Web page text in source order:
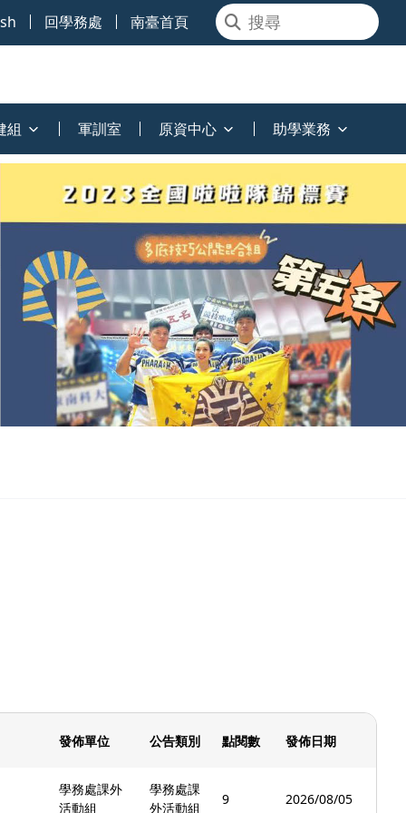
回學務處 南臺首頁
組 軍訓室 原資中心 助學業務
發佈單位 公告類別 點閱數 發佈日期
學務處課外
活動組
學務處課
外活動組
9 2026/08/05